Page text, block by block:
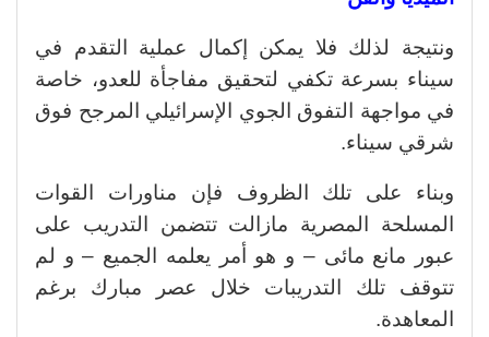
ونتيجة لذلك فلا يمكن إكمال عملية التقدم في
سيناء بسرعة تكفي لتحقيق مفاجأة للعدو، خاصة
في مواجهة التفوق الجوي الإسرائيلي المرجح فوق
شرقي سيناء.
وبناء على تلك الظروف فإن مناورات القوات
المسلحة المصرية مازالت تتضمن التدريب على
عبور مانع مائى – و هو أمر يعلمه الجميع – و لم
تتوقف تلك التدريبات خلال عصر مبارك برغم
المعاهدة.